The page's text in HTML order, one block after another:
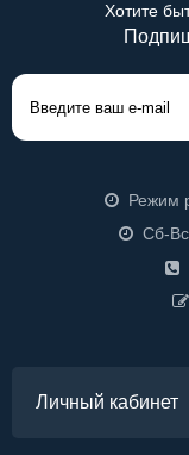
Хотите
Режим
Сб-
Личный кабинет